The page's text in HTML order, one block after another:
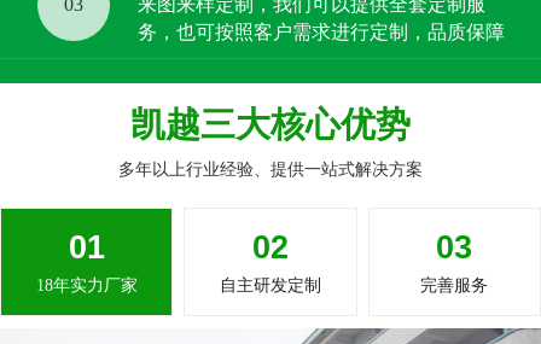
03
来图来样定制，我们可以提供全套定制服
务，也可按照客户需求进行定制，品质保障
凯越三大核心优势
多年以上行业经验、提供一站式解决方案
01
18年实力厂家
02
自主研发定制
03
完善服务